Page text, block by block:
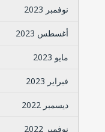
نوفمبر 2023
أغسطس 2023
مايو 2023
فبراير 2023
ديسمبر 2022
نوفمبر 2022